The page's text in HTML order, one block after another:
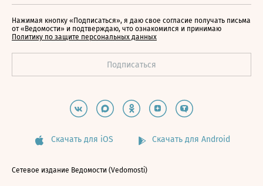
Нажимая кнопку «Подписаться», я даю свое согласие получать письма
от «Ведомости» и подтверждаю, что ознакомился и принимаю
Политику по защите персональных данных
Скачать для iOS Скачать для Android
Сетевое издание Ведомости (Vedomosti)